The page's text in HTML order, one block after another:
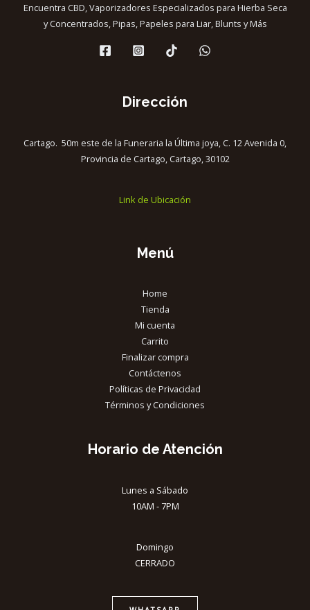
Encuentra CBD, Vaporizadores Especializados para Hierba Seca
y Concentrados, Pipas, Papeles para Liar, Blunts y Más
Dirección
Cartago. 50m este de la Funeraria la Última joya, C. 12 Avenida 0,
Provincia de Cartago, Cartago, 30102
Link de Ubicación
Menú
Home
Tienda
Mi cuenta
Carrito
Finalizar compra
Contáctenos
Políticas de Privacidad
Términos y Condiciones
Horario de Atención
Lunes a Sábado
10AM - 7PM
Domingo
CERRADO